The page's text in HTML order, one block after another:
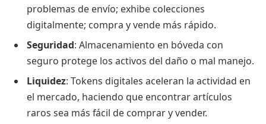
problemas de envío; exhibe colecciones
digitalmente; compra y vende más rápido.
Seguridad: Almacenamiento en bóveda con
seguro protege los activos del daño o mal manejo.
Liquidez: Tokens digitales aceleran la actividad en
el mercado, haciendo que encontrar artículos
raros sea más fácil de comprar y vender.